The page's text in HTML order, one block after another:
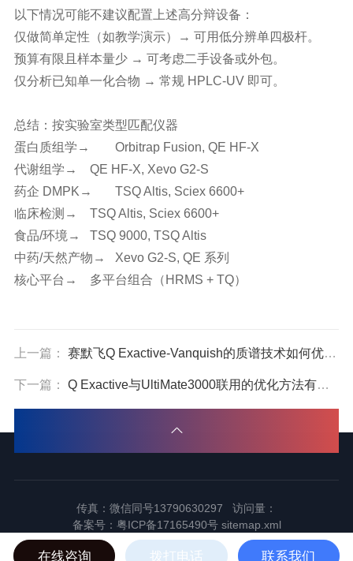
以下情况可能不建议配置上述高分辩设备：
仅做简单定性（如教学演示）→ 可用低分辨单四极杆。
预算有限且样本量少 → 可考虑二手设备或外包。
仅分析已知单一化合物 → 常规 HPLC-UV 即可。
总结：按实验室类型匹配仪器
蛋白质组学 →
Orbitrap Fusion, QE HF-X
代谢组学 →
QE HF-X, Xevo G2-S
药企 DMPK →
TSQ Altis, Sciex 6600+
临床检测 →
TSQ Altis, Sciex 6600+
食品/环境 →
TSQ 9000, TSQ Altis
中药/天然产物 →
Xevo G2-S, QE 系列
核心平台 → 多平台组合 （HRMS + TQ）
上一篇： 赛默飞Q Exactive-Vanquish的质谱技术如何优化？
下一篇： Q Exactive与UltiMate3000联用的优化方法有哪些
传真：微信同号13790630297 访问量：
备案号： 粤ICP备17165490号 sitemap.xml
2024东莞市谱标实验器材科技有限公司版权所有
在线咨询 拨打电话 联系我们